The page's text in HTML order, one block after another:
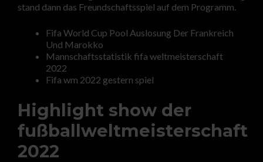
stand dann das Freundschaftsspiel auf dem Programm.
Fifa World Cup Pool Auslosung Der Frankreich
Und Marokko
Mannschaftsstatistik fifa weltmeisterschaft
2022
Fifa wm 2022 gestern spiel
Highlight show der
fußballweltmeisterschaft
2022